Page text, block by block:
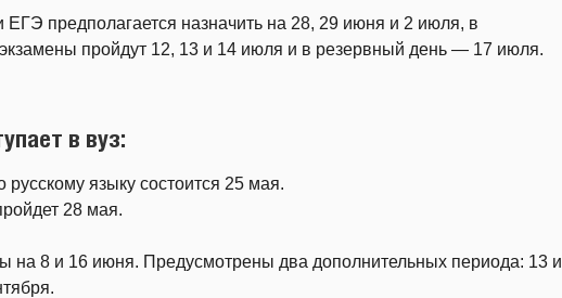
ЕГЭ предполагается назначить на 28, 29 июня и 2 июля, в
пройдут 12, 13 и 14 июля и в резервный день — 17 июля.
в вуз:
языку состоится 25 мая.
28 мая.
на 8 и 16 июня. Предусмотрены два дополнительных периода: 13 и